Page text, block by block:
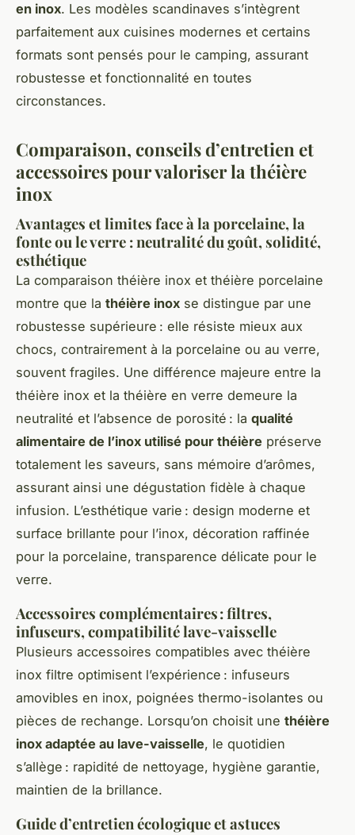
en inox. Les modèles scandinaves s’intègrent
parfaitement aux cuisines modernes et certains
formats sont pensés pour le camping, assurant
robustesse et fonctionnalité en toutes
circonstances.
Comparaison, conseils d’entretien et
accessoires pour valoriser la théière
inox
Avantages et limites face à la porcelaine, la
fonte ou le verre : neutralité du goût, solidité,
esthétique
La comparaison théière inox et théière porcelaine
montre que la théière inox se distingue par une
robustesse supérieure : elle résiste mieux aux
chocs, contrairement à la porcelaine ou au verre,
souvent fragiles. Une différence majeure entre la
théière inox et la théière en verre demeure la
neutralité et l’absence de porosité : la qualité
alimentaire de l’inox utilisé pour théière préserve
totalement les saveurs, sans mémoire d’arômes,
assurant ainsi une dégustation fidèle à chaque
infusion. L’esthétique varie : design moderne et
surface brillante pour l’inox, décoration raffinée
pour la porcelaine, transparence délicate pour le
verre.
Accessoires complémentaires : filtres,
infuseurs, compatibilité lave-vaisselle
Plusieurs accessoires compatibles avec théière
inox filtre optimisent l’expérience : infuseurs
amovibles en inox, poignées thermo-isolantes ou
pièces de rechange. Lorsqu’on choisit une théière
inox adaptée au lave-vaisselle, le quotidien
s’allège : rapidité de nettoyage, hygiène garantie,
maintien de la brillance.
Guide d’entretien écologique et astuces